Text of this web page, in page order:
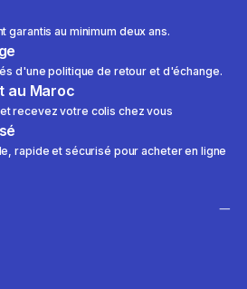
garantis au minimum deux ans.
d'une politique de retour et d'échange.
au Maroc
recevez votre colis chez vous
rapide et sécurisé pour acheter en ligne